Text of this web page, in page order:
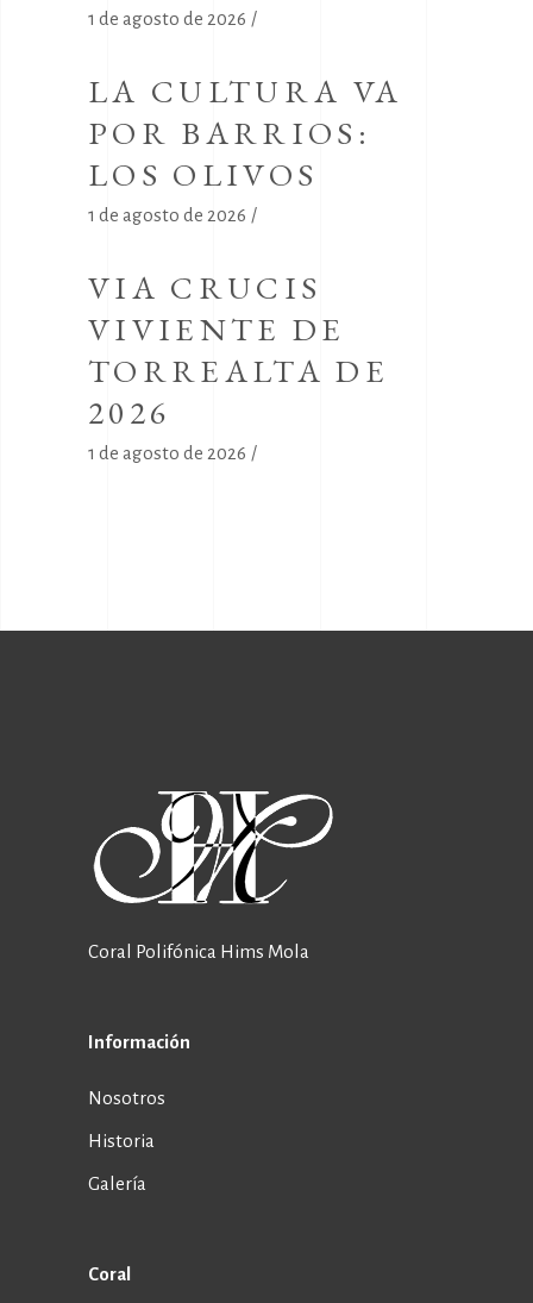
1 de agosto de 2026
LA CULTURA VA
POR BARRIOS:
LOS OLIVOS
1 de agosto de 2026
VIA CRUCIS
VIVIENTE DE
TORREALTA DE
2026
1 de agosto de 2026
Coral Polifónica Hims Mola
Información
Nosotros
Historia
Galería
Coral